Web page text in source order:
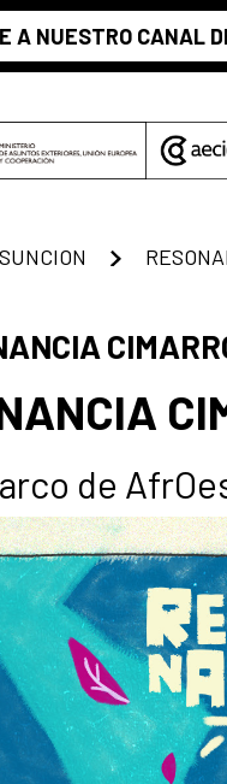
A NUESTRO CANAL
de